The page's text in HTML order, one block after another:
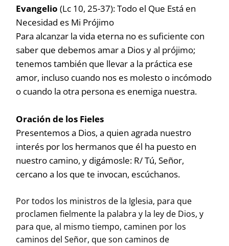
Evangelio (Lc 10, 25-37): Todo el Que Está en
Necesidad es Mi Prójimo
Para alcanzar la vida eterna no es suficiente con
saber que debemos amar a Dios y al prójimo;
tenemos también que llevar a la práctica ese
amor, incluso cuando nos es molesto o incómodo
o cuando la otra persona es enemiga nuestra.
Oración de los Fieles
Presentemos a Dios, a quien agrada nuestro
interés por los hermanos que él ha puesto en
nuestro camino, y digámosle: R/ Tú, Señor,
cercano a los que te invocan, escúchanos.
Por todos los ministros de la Iglesia, para que
proclamen fielmente la palabra y la ley de Dios, y
para que, al mismo tiempo, caminen por los
caminos del Señor, que son caminos de